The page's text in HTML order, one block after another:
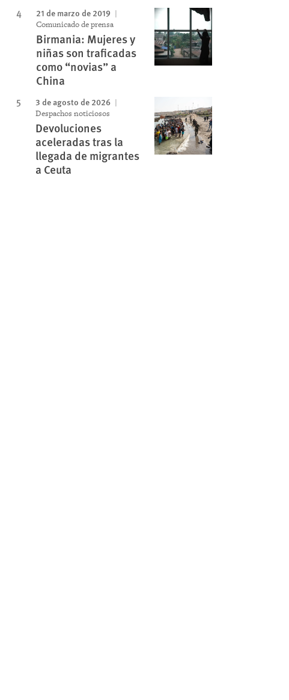
21 de marzo de 2019
Comunicado de prensa
Birmania: Mujeres y
niñas son traficadas
como “novias” a
China
3 de agosto de 2026
Despachos noticiosos
Devoluciones
aceleradas tras la
llegada de migrantes
a Ceuta